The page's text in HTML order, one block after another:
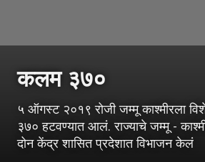
कलम ३७०
५ ऑगस्ट २०१९ रोजी जम्मू काश्मीरला
३७० हटवण्यात आलं. राज्याचे जम्मू -
दोन केंद्र शासित प्रदेशात विभाजन केलं